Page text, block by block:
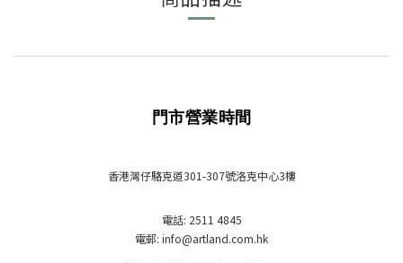
門市營業時間
香港灣仔駱克道301-307號洛克中心3樓
電話: 2511 4845
電郵: info@artland.com.hk